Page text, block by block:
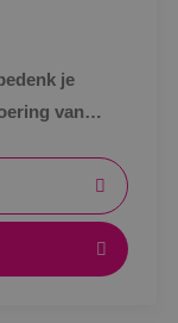
je
van